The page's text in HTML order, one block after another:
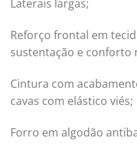
Laterais largas;
Reforço frontal em
sustentação e conforto
Cintura com
cavas com elástico viés;
Forro em algodão